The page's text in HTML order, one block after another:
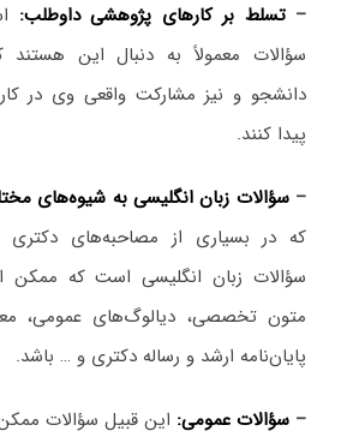
–تسلط بر کارهای پژوهشی داوطلب:
سؤالات معمولاً به دنبال این
دانشجو و نیز مشارکت واقعی وی در
پیدا کنند.
– سؤالات زبان انگلیسی به شیوه‌های
که در بسیاری از مصاحبه‌های
سؤالات زبان انگلیسی است که
متون تخصصی، دیالوگ‌های عمومی،
پایان‌نامه ارشد و رساله دکتری و … باشد.
– سؤالات عمومی: این قبیل سؤالات